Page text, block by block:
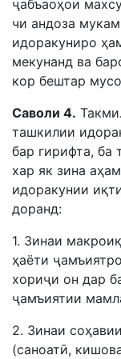
ҷабъaоҳои
чи андоза
идоракуниро
мекунанд ва
кор бештар
Саволи 4.
ташкилии
бар гирифта, ба
хар як зина
идоракунии
доранд:
1. Зинаи
ҳаёти
хориҷи он дар
ҷамъиятии
2. Зинаи
(саноатӣ,